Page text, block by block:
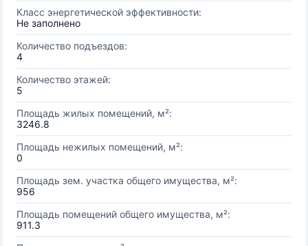
Класс энергетической эффективности:
Не заполнено
Количество подъездов:
4
Количество этажей:
5
Площадь жилых помещений, м²:
3246.8
Площадь нежилых помещений, м²:
0
Площадь зем. участка общего имущества, м²:
956
Площадь помещений общего имущества, м²:
911.3